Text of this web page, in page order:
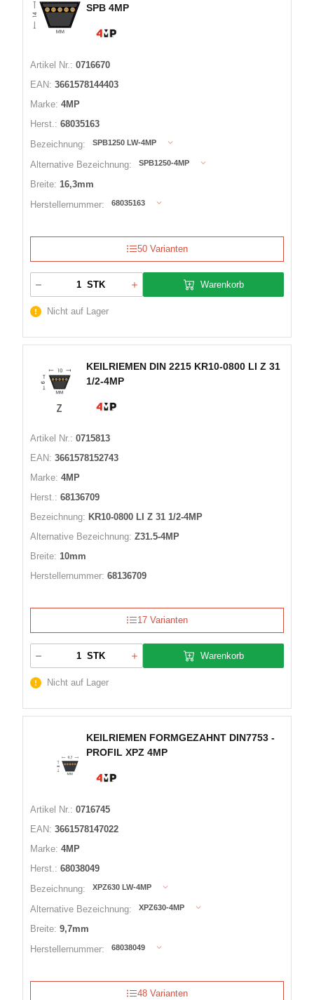
SPB 4MP
Artikel Nr.: 0716670
EAN: 3661578144403
Marke: 4MP
Herst.: 68035163
Bezeichnung:
SPB1250 LW-4MP
Alternative Bezeichnung: SPB1250-4MP
Breite: 16,3mm
Herstellernummer:
68035163
50 Varianten
STK Warenkorb
Nicht auf Lager
KEILRIEMEN DIN 2215 KR10-0800 LI Z 31
1/2-4MP
Artikel Nr.: 0715813
EAN: 3661578152743
Marke: 4MP
Herst.: 68136709
Bezeichnung: KR10-0800 LI Z 31 1/2-4MP
Alternative Bezeichnung: Z31.5-4MP
Breite: 10mm
Herstellernummer: 68136709
17 Varianten
STK Warenkorb
Nicht auf Lager
KEILRIEMEN FORMGEZAHNT DIN7753 -
PROFIL XPZ 4MP
Artikel Nr.: 0716745
EAN: 3661578147022
Marke: 4MP
Herst.: 68038049
Bezeichnung:
XPZ630 LW-4MP
Alternative Bezeichnung: XPZ630-4MP
Breite: 9,7mm
Herstellernummer:
68038049
48 Varianten